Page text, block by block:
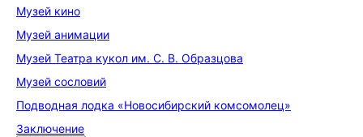
Музей кино
Музей анимации
Музей Театра кукол им. С. В. Образцова
Музей сословий
Подводная лодка «Новосибирский комсомолец»
Заключение